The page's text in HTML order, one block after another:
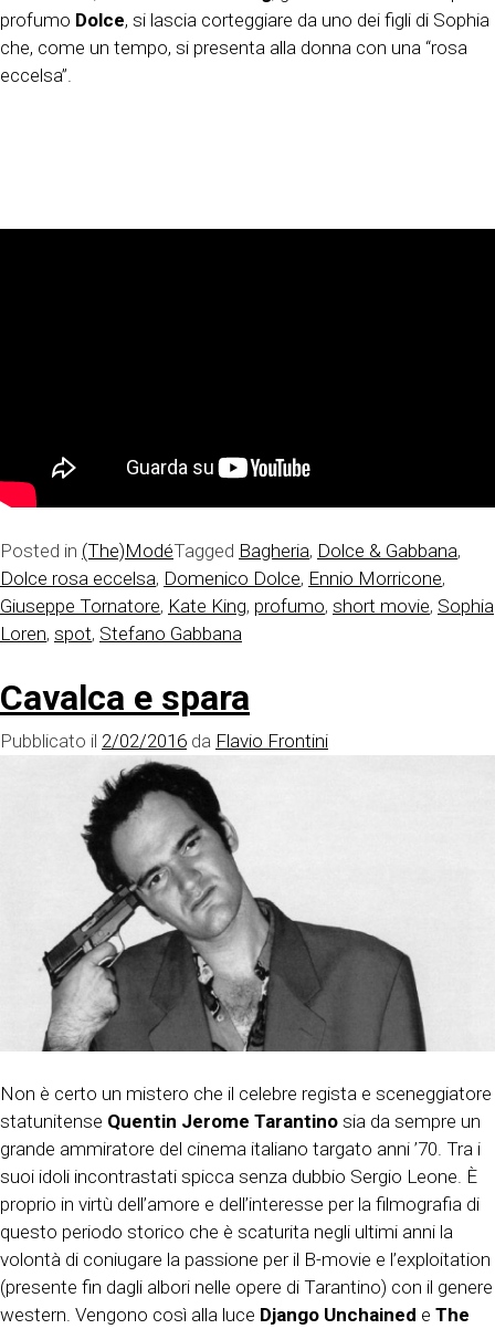
profumo Dolce, si lascia corteggiare da uno dei figli di Sophia
che, come un tempo, si presenta alla donna con una “rosa
eccelsa”.
Posted in (The)ModéTagged Bagheria, Dolce & Gabbana,
Dolce rosa eccelsa, Domenico Dolce, Ennio Morricone,
Giuseppe Tornatore, Kate King, profumo, short movie, Sophia
Loren, spot, Stefano Gabbana
Cavalca e spara
Pubblicato il 2/02/2016 da Flavio Frontini
Non è certo un mistero che il celebre regista e sceneggiatore
statunitense Quentin Jerome Tarantino sia da sempre un
grande ammiratore del cinema italiano targato anni ’70. Tra i
suoi idoli incontrastati spicca senza dubbio Sergio Leone. È
proprio in virtù dell’amore e dell’interesse per la filmografia di
questo periodo storico che è scaturita negli ultimi anni la
volontà di coniugare la passione per il B-movie e l’exploitation
(presente fin dagli albori nelle opere di Tarantino) con il genere
western. Vengono così alla luce Django Unchained e The